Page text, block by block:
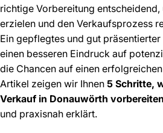
richtige Vorbereitung entscheidend,
erzielen und den Verkaufsprozess
Ein gepflegtes und gut
einen besseren Eindruck auf
die Chancen auf einen
Artikel zeigen wir Ihnen 5 Schritte,
Verkauf in Donauwörth vorbereiten
und praxisnah erklärt.